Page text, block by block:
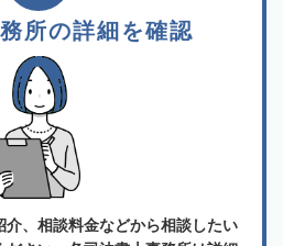
所の詳細を確認
介、相談料金などから相談したい